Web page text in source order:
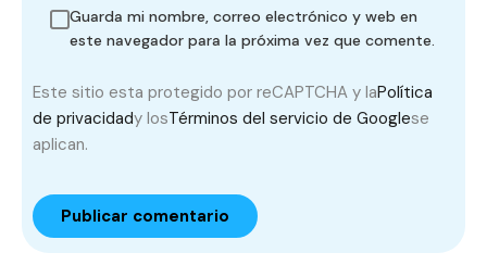
Guarda mi nombre, correo electrónico y web en
este navegador para la próxima vez que comente.
Este sitio esta protegido por reCAPTCHA y laPolítica
de privacidady losTérminos del servicio de Googlese
aplican.